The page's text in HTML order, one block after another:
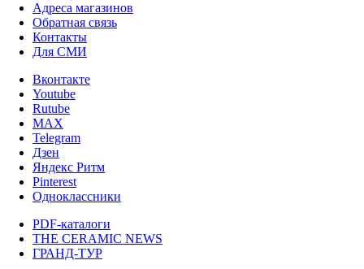
Адреса магазинов
Обратная связь
Контакты
Для СМИ
Вконтакте
Youtube
Rutube
MAX
Telegram
Дзен
Яндекс Ритм
Pinterest
Одноклассники
PDF-каталоги
THE CERAMIC NEWS
ГРАНД-ТУР